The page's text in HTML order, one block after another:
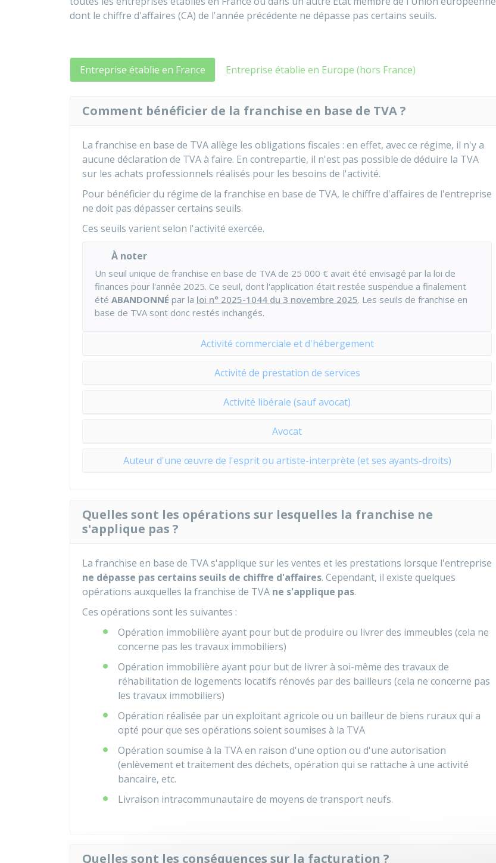
dont le chiffre d'affaires (CA) de l'année précédente ne dépasse pas certains seuils.
Entreprise établie en France Entreprise établie en Europe (hors France)
Comment bénéficier de la franchise en base de TVA ?
La franchise en base de TVA allège les obligations fiscales : en effet, avec ce régime, il n'y a
aucune déclaration de TVA à faire. En contrepartie, il n'est pas possible de déduire la TVA
sur les achats professionnels réalisés pour les besoins de l'activité.
Pour bénéficier du régime de la franchise en base de TVA, le chiffre d'affaires de l'entreprise
ne doit pas dépasser certains seuils.
Ces seuils varient selon l'activité exercée.
À noter
Un seuil unique de franchise en base de TVA de 25 000 € avait été envisagé par la loi de
finances pour l'année 2025. Ce seuil, dont l'application était restée suspendue a finalement
été ABANDONNÉ par la loi n° 2025-1044 du 3 novembre 2025. Les seuils de franchise en
base de TVA sont donc restés inchangés.
Activité commerciale et d'hébergement
Activité de prestation de services
Activité libérale (sauf avocat)
Avocat
Auteur d'une œuvre de l'esprit ou artiste-interprète (et ses ayants-droits)
Quelles sont les opérations sur lesquelles la franchise ne
s'applique pas ?
La franchise en base de TVA s'applique sur les ventes et les prestations lorsque l'entreprise
ne dépasse pas certains seuils de chiffre d'affaires. Cependant, il existe quelques
opérations auxquelles la franchise de TVA ne s'applique pas.
Ces opérations sont les suivantes :
Opération immobilière ayant pour but de produire ou livrer des immeubles (cela ne
concerne pas les travaux immobiliers)
Opération immobilière ayant pour but de livrer à soi-même des travaux de
réhabilitation de logements locatifs rénovés par des bailleurs (cela ne concerne pas
les travaux immobiliers)
Opération réalisée par un exploitant agricole ou un bailleur de biens ruraux qui a
opté pour que ses opérations soient soumises à la TVA
Opération soumise à la TVA en raison d'une option ou d'une autorisation
(enlèvement et traitement des déchets, opération qui se rattache à une activité
bancaire, etc.
Livraison intracommunautaire de moyens de transport neufs.
Quelles sont les conséquences sur la facturation ?